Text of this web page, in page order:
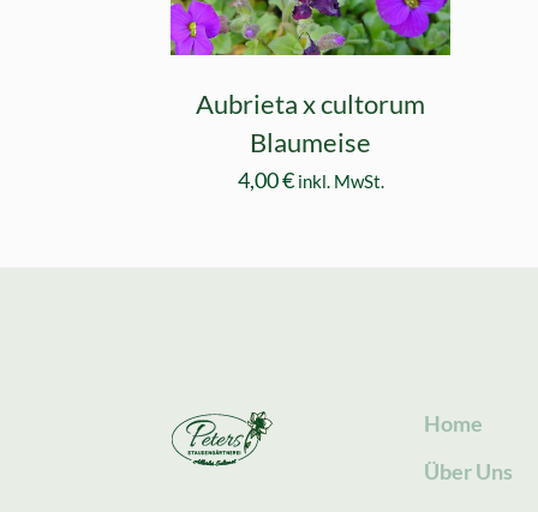
Aubrieta x cultorum
Blaumeise
4,00€ inkl. MwSt.
Home
Über Uns